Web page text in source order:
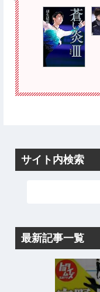
サイト内検索
最新記事一覧